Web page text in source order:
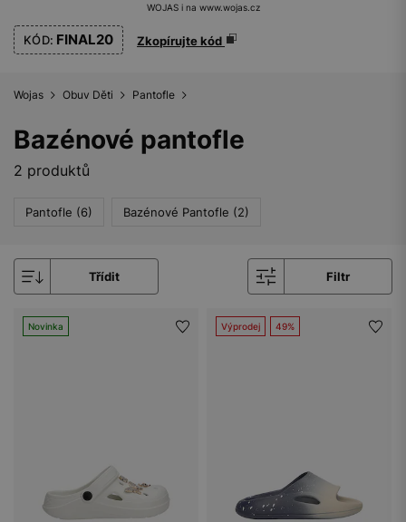
WOJAS i na www.wojas.cz
KÓD: FINAL20 Zkopírujte kód
Wojas Obuv Děti Pantofle
Bazénové pantofle
2 produktů
Pantofle (6) Bazénové Pantofle (2)
Třídit Filtr
Novinka Výprodej 49%